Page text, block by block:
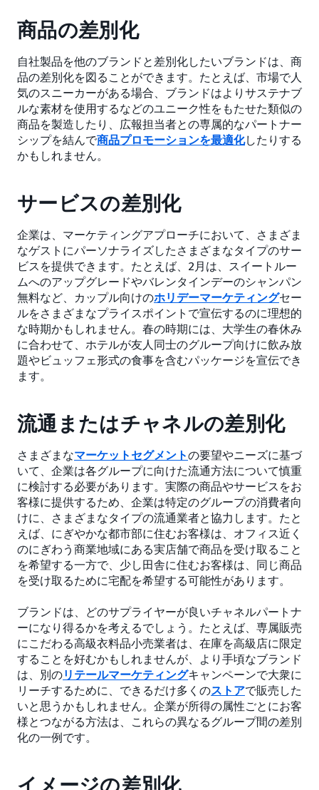
商品の差別化
自社製品を他のブランドと差別化したいブランドは、商
品の差別化を図ることができます。たとえば、市場で人
気のスニーカーがある場合、ブランドはよりサステナブ
ルな素材を使用するなどのユニーク性をもたせた類似の
商品を製造したり、広報担当者との専属的なパートナー
シップを結んで商品プロモーションを最適化したりする
かもしれません。
サービスの差別化
企業は、マーケティングアプローチにおいて、さまざま
なゲストにパーソナライズしたさまざまなタイプのサー
ビスを提供できます。たとえば、2月は、スイートルー
ムへのアップグレードやバレンタインデーのシャンパン
無料など、カップル向けのホリデーマーケティングセー
ルをさまざまなプライスポイントで宣伝するのに理想的
な時期かもしれません。春の時期には、大学生の春休み
に合わせて、ホテルが友人同士のグループ向けに飲み放
題やビュッフェ形式の食事を含むパッケージを宣伝でき
ます。
流通またはチャネルの差別化
さまざまなマーケットセグメントの要望やニーズに基づ
いて、企業は各グループに向けた流通方法について慎重
に検討する必要があります。実際の商品やサービスをお
客様に提供するため、企業は特定のグループの消費者向
けに、さまざまなタイプの流通業者と協力します。たと
えば、にぎやかな都市部に住むお客様は、オフィス近く
のにぎわう商業地域にある実店舗で商品を受け取ること
を希望する一方で、少し田舎に住むお客様は、同じ商品
を受け取るために宅配を希望する可能性があります。
ブランドは、どのサプライヤーが良いチャネルパートナ
ーになり得るかを考えるでしょう。たとえば、専属販売
にこだわる高級衣料品小売業者は、在庫を高級店に限定
することを好むかもしれませんが、より手頃なブランド
は、別のリテールマーケティングキャンペーンで大衆に
リーチするために、できるだけ多くのストアで販売した
いと思うかもしれません。企業が所得の属性ごとにお客
様とつながる方法は、これらの異なるグループ間の差別
化の一例です。